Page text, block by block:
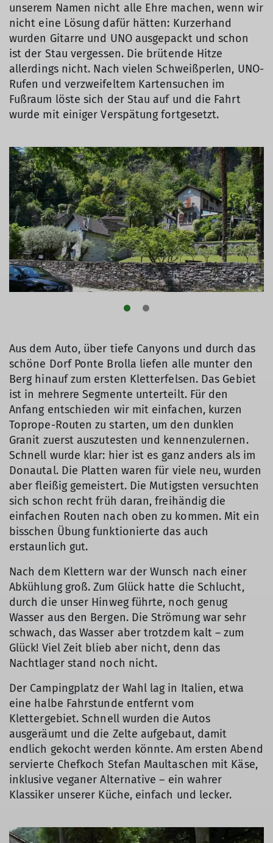
unserem Namen nicht alle Ehre machen, wenn wir
nicht eine Lösung dafür hätten: Kurzerhand
wurden Gitarre und UNO ausgepackt und schon
ist der Stau vergessen. Die brütende Hitze
allerdings nicht. Nach vielen Schweißperlen, UNO-
Rufen und verzweifeltem Kartensuchen im
Fußraum löste sich der Stau auf und die Fahrt
wurde mit einiger Verspätung fortgesetzt.
Aus dem Auto, über tiefe Canyons und durch das
schöne Dorf Ponte Brolla liefen alle munter den
Berg hinauf zum ersten Kletterfelsen. Das Gebiet
ist in mehrere Segmente unterteilt. Für den
Anfang entschieden wir mit einfachen, kurzen
Toprope-Routen zu starten, um den dunklen
Granit zuerst auszutesten und kennenzulernen.
Schnell wurde klar: hier ist es ganz anders als im
Donautal. Die Platten waren für viele neu, wurden
aber fleißig gemeistert. Die Mutigsten versuchten
sich schon recht früh daran, freihändig die
einfachen Routen nach oben zu kommen. Mit ein
bisschen Übung funktionierte das auch
erstaunlich gut.
Nach dem Klettern war der Wunsch nach einer
Abkühlung groß. Zum Glück hatte die Schlucht,
durch die unser Hinweg führte, noch genug
Wasser aus den Bergen. Die Strömung war sehr
schwach, das Wasser aber trotzdem kalt – zum
Glück! Viel Zeit blieb aber nicht, denn das
Nachtlager stand noch nicht.
Der Campingplatz der Wahl lag in Italien, etwa
eine halbe Fahrstunde entfernt vom
Klettergebiet. Schnell wurden die Autos
ausgeräumt und die Zelte aufgebaut, damit
endlich gekocht werden könnte. Am ersten Abend
servierte Chefkoch Stefan Maultaschen mit Käse,
inklusive veganer Alternative – ein wahrer
Klassiker unserer Küche, einfach und lecker.